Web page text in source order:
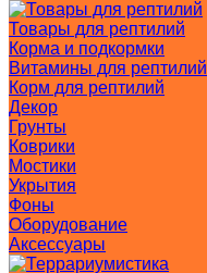
Товары для рептилий
Корма и подкормки
Витамины для рептилий
Корм для рептилий
Декор
Грунты
Коврики
Мостики
Укрытия
Фоны
Оборудование
Аксессуары